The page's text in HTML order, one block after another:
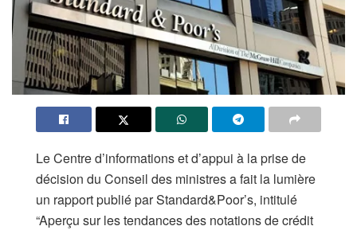
Le Centre d’informations et d’appui à la prise de
décision du Conseil des ministres a fait la lumière
un rapport publié par Standard&Poor’s, intitulé
“Aperçu sur les tendances des notations de crédit